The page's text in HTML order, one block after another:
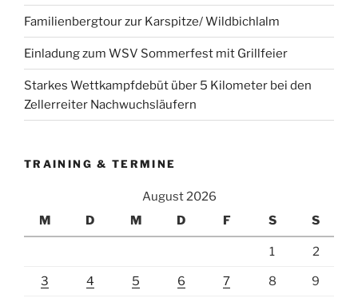
Familienbergtour zur Karspitze/ Wildbichlalm
Einladung zum WSV Sommerfest mit Grillfeier
Starkes Wettkampfdebüt über 5 Kilometer bei den
Zellerreiter Nachwuchsläufern
TRAINING & TERMINE
August 2026
M
D M D F S S
1 2
3 4 5 6 7 8 9